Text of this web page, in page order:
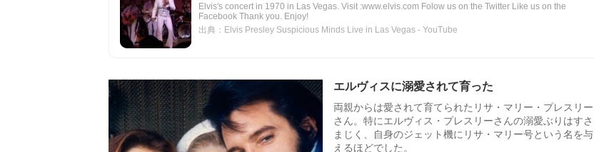
Elvis's concert in 1970 in Las Vegas. Visit :www.elvis.com Folow us on the Twitter Like us on the
Facebook Thank you. Enjoy!
出典：Elvis Presley Suspicious Minds Live in Las Vegas - YouTube
エルヴィスに溺愛されて育った
両親からは愛されて育てられたリサ・マリー・プレスリー
さん。特にエルヴィス・プレスリーさんの溺愛ぶりはすさ
まじく、自身のジェット機にリサ・マリー号という名を与
えるほどでした。